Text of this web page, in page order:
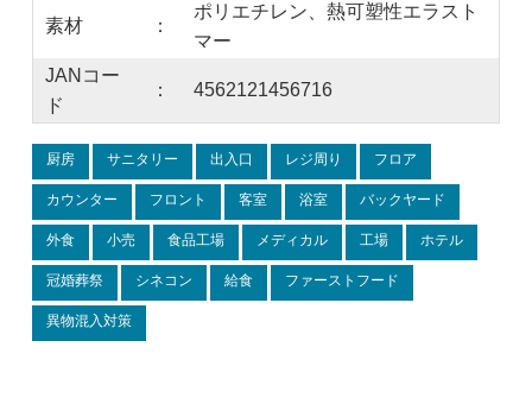
素材 ：
ポリエチレン、熱可塑性エラスト
マー
JANコー
ド
： 4562121456716
厨房 サニタリー 出入口 レジ周り フロア
カウンター フロント 客室 浴室 バックヤード
外食 小売 食品工場 メディカル 工場 ホテル
冠婚葬祭 シネコン 給食 ファーストフード
異物混入対策